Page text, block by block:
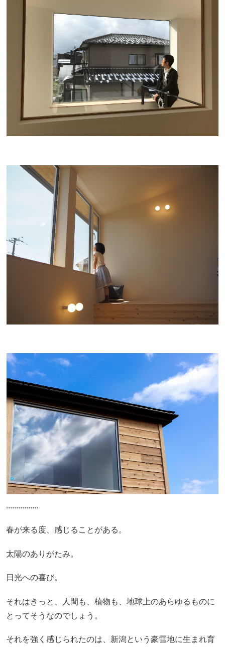
................
春が来る度、感じることがある。
太陽のありがたみ。
日光への喜び。
それはきっと、人間も、植物も、地球上のあらゆるものに
とってそうなのでしょう。
それを強く感じられたのは、新潟という豪雪地に生まれ育